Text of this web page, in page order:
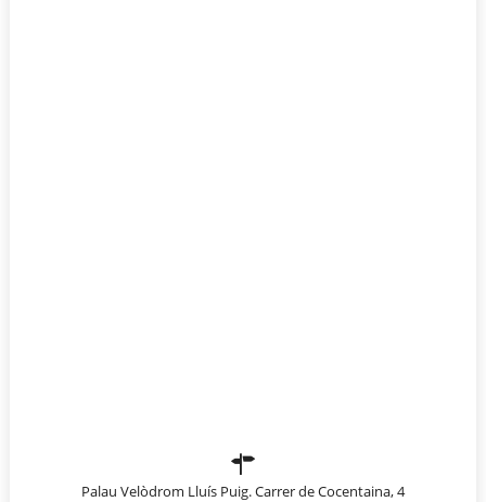
Palau Velòdrom Lluís Puig. Carrer de Cocentaina, 4